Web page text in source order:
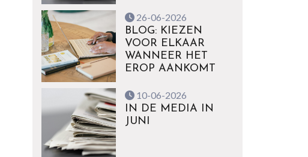
26-06-2026
BLOG: KIEZEN
VOOR ELKAAR
WANNEER HET
EROP AANKOMT
10-06-2026
IN DE MEDIA IN
JUNI